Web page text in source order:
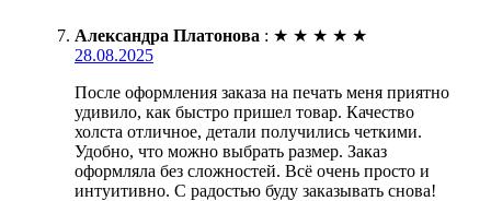
Александра Платонова : ★ ★ ★ ★ ★
28.08.2025
После оформления заказа на печать меня приятно
удивило, как быстро пришел товар. Качество
холста отличное, детали получились четкими.
Удобно, что можно выбрать размер. Заказ
оформляла без сложностей. Всё очень просто и
интуитивно. С радостью буду заказывать снова!